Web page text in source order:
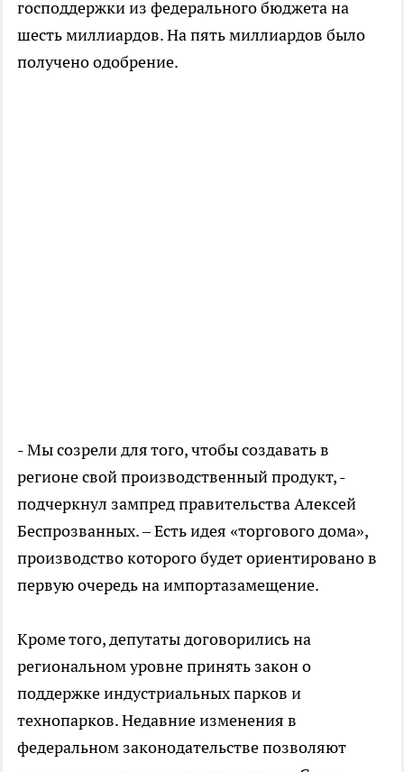
господдержки из федерального бюджета на
шесть миллиардов. На пять миллиардов было
получено одобрение.
- Мы созрели для того, чтобы создавать в
регионе свой производственный продукт, -
подчеркнул зампред правительства Алексей
Беспрозванных. – Есть идея «торгового дома»,
производство которого будет ориентировано в
первую очередь на импортазамещение.
Кроме того, депутаты договорились на
региональном уровне принять закон о
поддержке индустриальных парков и
технопарков. Недавние изменения в
федеральном законодательстве позволяют